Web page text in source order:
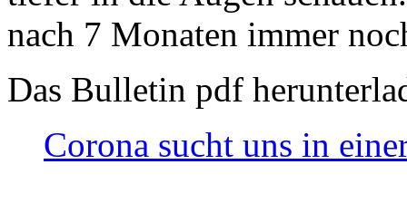
nach 7 Monaten immer
Das Bulletin pdf
Corona sucht uns in